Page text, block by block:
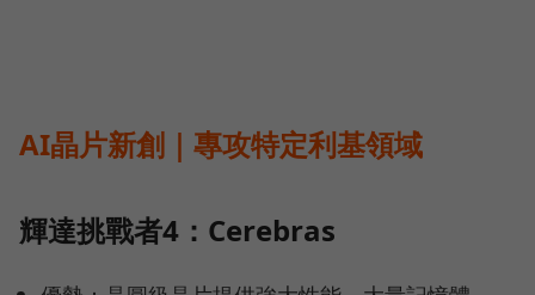
AI晶片新創｜專攻特定利基領域
輝達挑戰者4：Cerebras